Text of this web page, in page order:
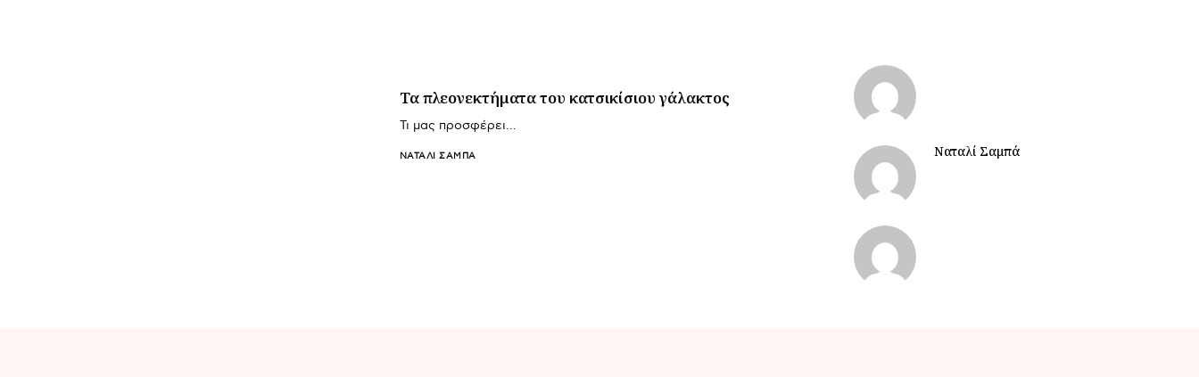
Τα πλεονεκτήματα του κατσικίσιου γάλακτος
Τι μας προσφέρει…
ΝΑΤΑΛΊ ΣΑΜΠΆ Ναταλί Σαμπά